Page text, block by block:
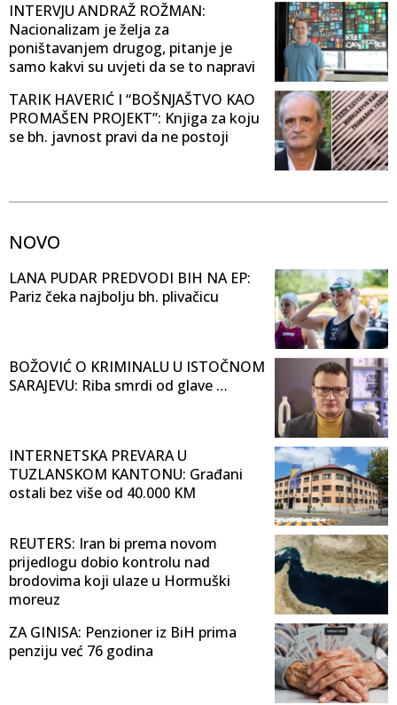
INTERVJU ANDRAŽ ROŽMAN:
Nacionalizam je želja za
poništavanjem drugog, pitanje je
samo kakvi su uvjeti da se to napravi
TARIK HAVERIĆ I “BOŠNJAŠTVO KAO
PROMAŠEN PROJEKT”: Knjiga za koju
se bh. javnost pravi da ne postoji
NOVO
LANA PUDAR PREDVODI BIH NA EP:
Pariz čeka najbolju bh. plivačicu
BOŽOVIĆ O KRIMINALU U ISTOČNOM
SARAJEVU: Riba smrdi od glave …
INTERNETSKA PREVARA U
TUZLANSKOM KANTONU: Građani
ostali bez više od 40.000 KM
REUTERS: Iran bi prema novom
prijedlogu dobio kontrolu nad
brodovima koji ulaze u Hormuški
moreuz
ZA GINISA: Penzioner iz BiH prima
penziju već 76 godina